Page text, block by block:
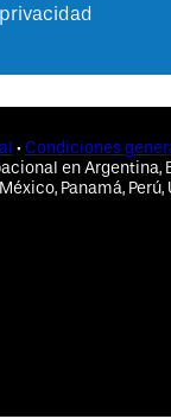
· Condiciones
en Argentina,
Panamá, Perú,